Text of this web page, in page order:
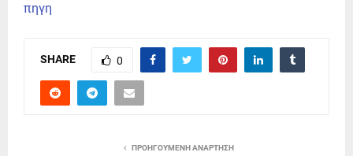
πηγη
SHARE 0
ΠΡΟΗΓΟΎΜΕΝΗ ΑΝΆΡΤΗΣΗ